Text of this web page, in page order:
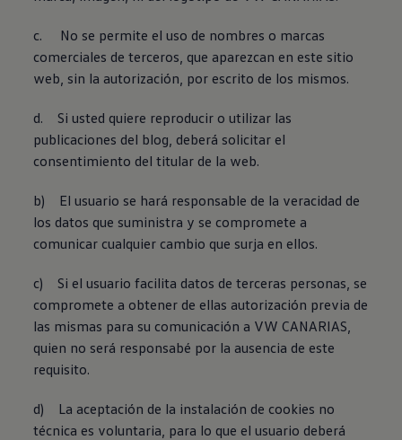
c. No se permite el uso de nombres o marcas
comerciales de terceros, que aparezcan en este sitio
web, sin la autorización, por escrito de los mismos.
d. Si usted quiere reproducir o utilizar las
publicaciones del blog, deberá solicitar el
consentimiento del titular de la web.
b) El usuario se hará responsable de la veracidad de
los datos que suministra y se compromete a
comunicar cualquier cambio que surja en ellos.
c) Si el usuario facilita datos de terceras personas, se
compromete a obtener de ellas autorización previa de
las mismas para su comunicación a VW CANARIAS,
quien no será responsabé por la ausencia de este
requisito.
d) La aceptación de la instalación de cookies no
técnica es voluntaria, para lo que el usuario deberá